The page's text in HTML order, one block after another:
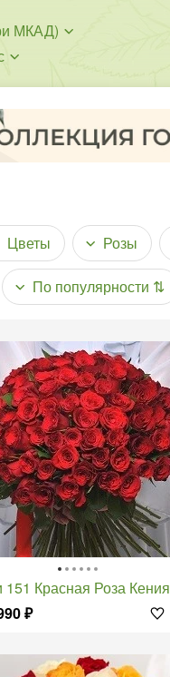
МКАД)
Цветы Розы
По популярности ⇅
151 Красная Роза Кения
₽